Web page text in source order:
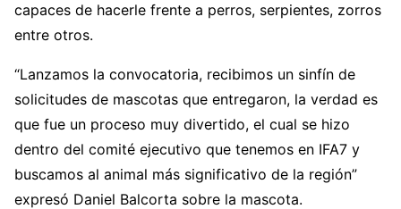
capaces de hacerle frente a perros, serpientes, zorros
entre otros.
“Lanzamos la convocatoria, recibimos un sinfín de
solicitudes de mascotas que entregaron, la verdad es
que fue un proceso muy divertido, el cual se hizo
dentro del comité ejecutivo que tenemos en IFA7 y
buscamos al animal más significativo de la región”
expresó Daniel Balcorta sobre la mascota.